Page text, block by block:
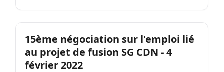
15ème négociation sur l'emploi lié
au projet de fusion SG CDN - 4
février 2022